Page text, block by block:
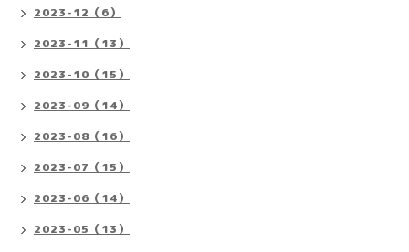
2023-12（6）
2023-11（13）
2023-10（15）
2023-09（14）
2023-08（16）
2023-07（15）
2023-06（14）
2023-05（13）